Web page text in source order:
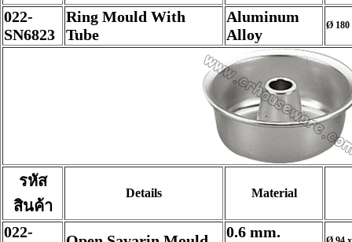
022-
SN6823
Ring Mould With
Tube
Aluminum
Alloy
Ø 180
รหัส
สินค้า
Details Material
022-
0.6 mm.